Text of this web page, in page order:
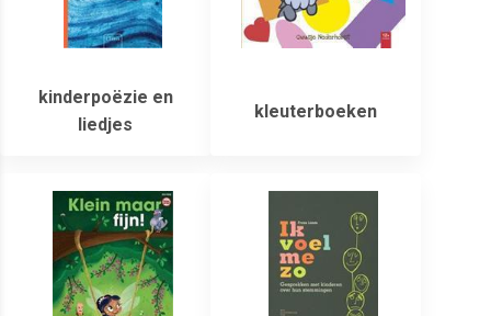
kinderpoëzie en
liedjes
kleuterboeken